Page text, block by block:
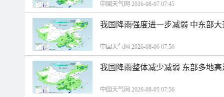
中国天气网 2026-08-07 07:45
我国降雨强度进一步减弱 中东部
中国天气网 2026-08-06 07:50
我国降雨整体减少减弱 东部多地
中国天气网 2026-08-05 07:56